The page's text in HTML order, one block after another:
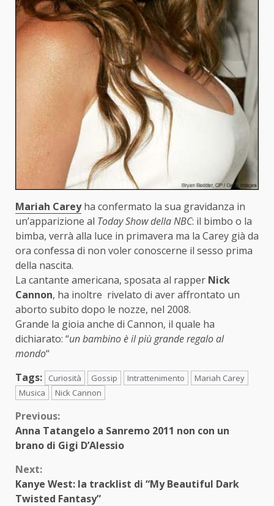
Mariah Careyha confermato la sua gravidanza in
un’apparizione al Today Show della NBC: il bimbo o la
bimba, verrà alla luce in primavera ma la Carey già da
ora confessa di non voler conoscerne il sesso prima
della nascita.
La cantante americana, sposata al rapper Nick
Cannon, ha inoltre rivelato di aver affrontato un
aborto subito dopo le nozze, nel 2008.
Grande la gioia anche di Cannon, il quale ha
dichiarato: “un bambino è il più grande regalo al
mondo“
Tags:
Curiosità Gossip Intrattenimento
Mariah Carey
Musica
Nick Cannon
Continue
Reading
Previous:
Anna Tatangelo a Sanremo 2011 non con un
brano di Gigi D’Alessio
Next:
Kanye West: la tracklist di “My Beautiful Dark
Twisted Fantasy”